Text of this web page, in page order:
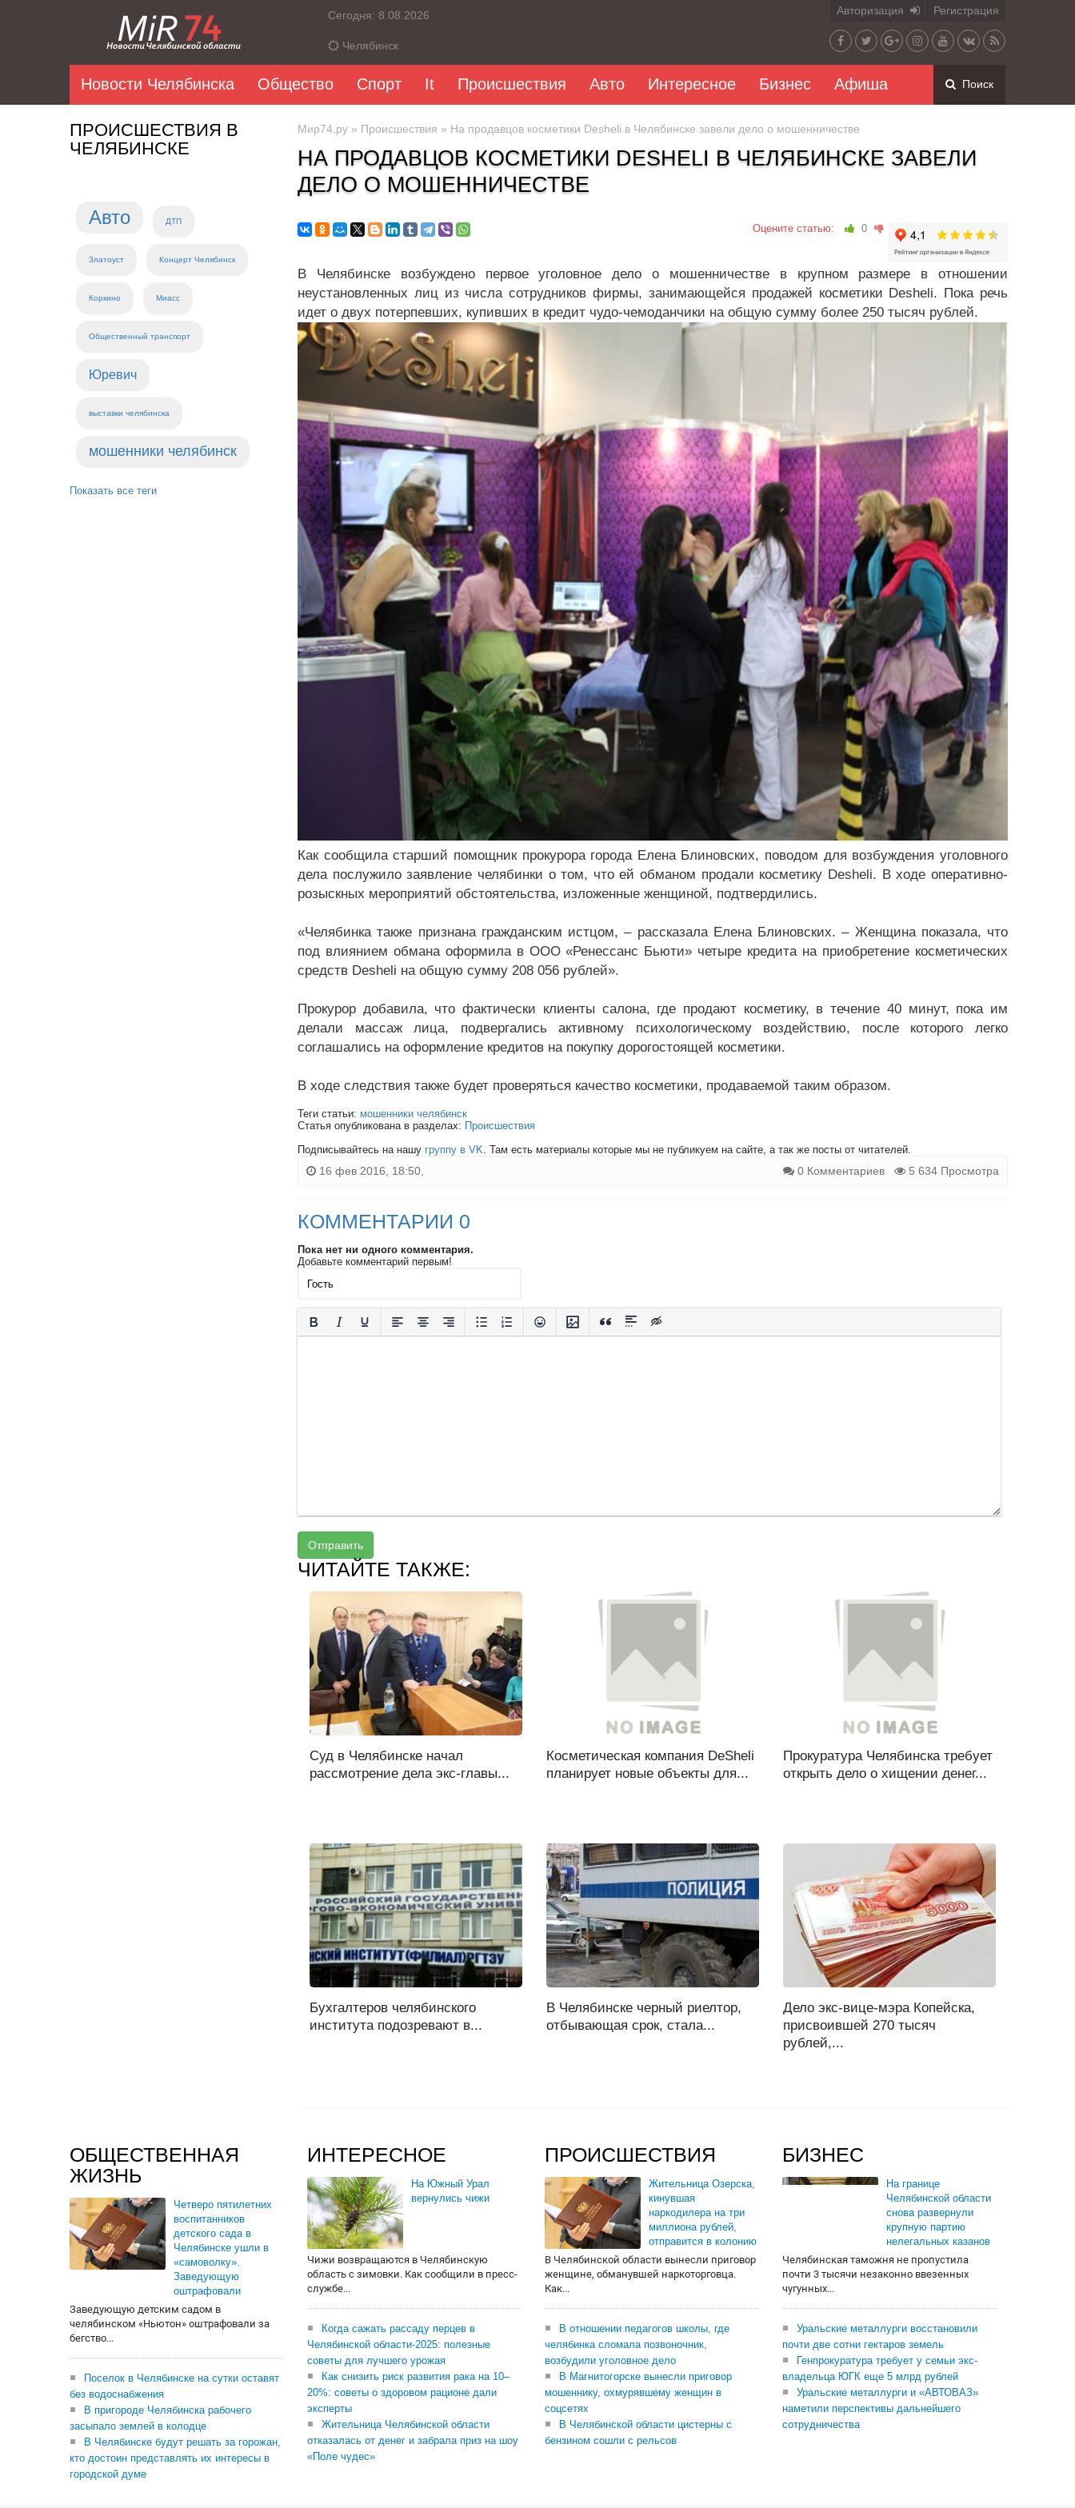
Сегодня: 8.08.2026
Челябинск
Авторизация Регистрация
Новости Челябинска Общество Спорт It Происшествия Авто Интересное Бизнес Афиша Поиск
ПРОИСШЕСТВИЯ В
ЧЕЛЯБИНСКЕ
Авто ДТП
Златоуст Концерт Челябинск
Коркино Миасс
Общественный транспорт
Юревич
выставки челябинска
мошенники челябинск
Показать все теги
Мир74.ру » Происшествия » На продавцов косметики Desheli в Челябинске завели дело о мошенничестве
НА ПРОДАВЦОВ КОСМЕТИКИ DESHELI В ЧЕЛЯБИНСКЕ ЗАВЕЛИ
ДЕЛО О МОШЕННИЧЕСТВЕ
Оцените статью: 0
В Челябинске возбуждено первое уголовное дело о мошенничестве в крупном размере в отношении
неустановленных лиц из числа сотрудников фирмы, занимающейся продажей косметики Desheli. Пока речь
идет о двух потерпевших, купивших в кредит чудо-чемоданчики на общую сумму более 250 тысяч рублей.
Как сообщила старший помощник прокурора города Елена Блиновских, поводом для возбуждения уголовного
дела послужило заявление челябинки о том, что ей обманом продали косметику Desheli. В ходе оперативно-
розыскных мероприятий обстоятельства, изложенные женщиной, подтвердились.
«Челябинка также признана гражданским истцом, – рассказала Елена Блиновских. – Женщина показала, что
под влиянием обмана оформила в ООО «Ренессанс Бьюти» четыре кредита на приобретение косметических
средств Desheli на общую сумму 208 056 рублей».
Прокурор добавила, что фактически клиенты салона, где продают косметику, в течение 40 минут, пока им
делали массаж лица, подвергались активному психологическому воздействию, после которого легко
соглашались на оформление кредитов на покупку дорогостоящей косметики.
В ходе следствия также будет проверяться качество косметики, продаваемой таким образом.
Теги статьи: мошенники челябинск
Статья опубликована в разделах: Происшествия
Подписывайтесь на нашу группу в VK. Там есть материалы которые мы не публикуем на сайте, а так же посты от читателей.
16 фев 2016, 18:50, 0 Комментариев 5 634 Просмотра
КОММЕНТАРИИ 0
Пока нет ни одного комментария.
Добавьте комментарий первым!
Отправить
ЧИТАЙТЕ ТАКЖЕ:
Суд в Челябинске начал
рассмотрение дела экс-главы...
Косметическая компания DeSheli
планирует новые объекты для...
Прокуратура Челябинска требует
открыть дело о хищении денег...
Бухгалтеров челябинского
института подозревают в...
В Челябинске черный риелтор,
отбывающая срок, стала...
Дело экс-вице-мэра Копейска,
присвоившей 270 тысяч
рублей,...
ОБЩЕСТВЕННАЯ
ЖИЗНЬ
Четверо пятилетних
воспитанников
детского сада в
Челябинске ушли в
«самоволку».
Заведующую
оштрафовали
Заведующую детским садом в
челябинском «Ньютон» оштрафовали за
бегство...
Поселок в Челябинске на сутки оставят
без водоснабжения
В пригороде Челябинска рабочего
засыпало землей в колодце
В Челябинске будут решать за горожан,
кто достоин представлять их интересы в
городской думе
ИНТЕРЕСНОЕ
На Южный Урал
вернулись чижи
Чижи возвращаются в Челябинскую
область с зимовки. Как сообщили в пресс-
службе...
Когда сажать рассаду перцев в
Челябинской области-2025: полезные
советы для лучшего урожая
Как снизить риск развития рака на 10–
20%: советы о здоровом рационе дали
эксперты
Жительница Челябинской области
отказалась от денег и забрала приз на шоу
«Поле чудес»
ПРОИСШЕСТВИЯ
Жительница Озерска,
кинувшая
наркодилера на три
миллиона рублей,
отправится в колонию
В Челябинской области вынесли приговор
женщине, обманувшей наркоторговца.
Как...
В отношении педагогов школы, где
челябинка сломала позвоночник,
возбудили уголовное дело
В Магнитогорске вынесли приговор
мошеннику, охмурявшему женщин в
соцсетях
В Челябинской области цистерны с
бензином сошли с рельсов
БИЗНЕС
На границе
Челябинской области
снова развернули
крупную партию
нелегальных казанов
Челябинская таможня не пропустила
почти 3 тысячи незаконно ввезенных
чугунных...
Уральские металлурги восстановили
почти две сотни гектаров земель
Генпрокуратура требует у семьи экс-
владельца ЮГК еще 5 млрд рублей
Уральские металлурги и «АВТОВАЗ»
наметили перспективы дальнейшего
сотрудничества